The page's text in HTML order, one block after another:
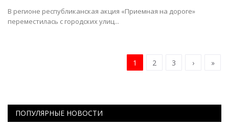
В регионе республиканская акция «Приемная на дороге»
переместилась с городских улиц...
1 2 3 › »
ПОПУЛЯРНЫЕ НОВОСТИ